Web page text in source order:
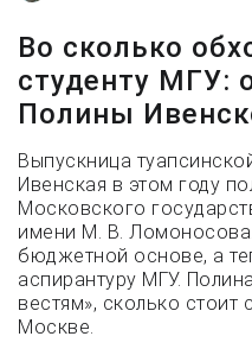
Во сколько
студенту МГУ:
Полины
Выпускница
Ивенская в этом году
Московского
имени М. В.
бюджетной основе, а
аспирантуру МГУ.
вестям», сколько стоит
Москве.